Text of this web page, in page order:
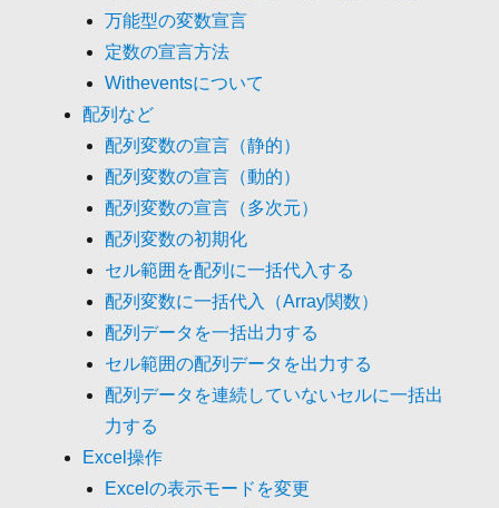
万能型の変数宣言
定数の宣言方法
Witheventsについて
配列など
配列変数の宣言（静的）
配列変数の宣言（動的）
配列変数の宣言（多次元）
配列変数の初期化
セル範囲を配列に一括代入する
配列変数に一括代入（Array関数）
配列データを一括出力する
セル範囲の配列データを出力する
配列データを連続していないセルに一括出
力する
Excel操作
Excelの表示モードを変更